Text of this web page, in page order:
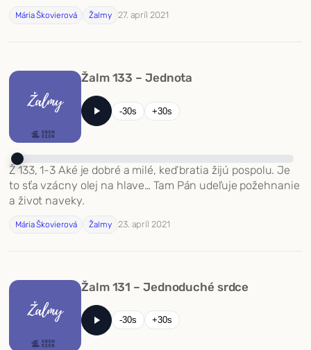
Mária Škovierová Žalmy 27. apríl 2021
Žalm 133 – Jednota
-30s +30s
Ž 133, 1-3 Aké je dobré a milé, keď bratia žijú pospolu. Je
to sťa vzácny olej na hlave… Tam Pán udeľuje požehnanie
a život naveky.
Mária Škovierová Žalmy 23. apríl 2021
Žalm 131 – Jednoduché srdce
-30s +30s